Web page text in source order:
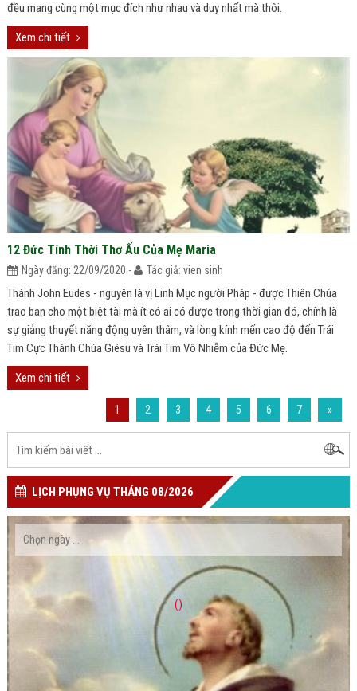
đều mang cùng một mục đích như nhau và duy nhất mà thôi.
Xem chi tiết
12 Đức Tính Thời Thơ Ấu Của Mẹ Maria
Ngày đăng: 22/09/2020 - Tác giả: vien sinh
Thánh John Eudes - nguyên là vị Linh Mục người Pháp - được Thiên Chúa
trao ban cho một biệt tài mà ít có ai có được trong thời gian đó, chính là
sự giảng thuyết năng động uyên thâm, và lòng kính mến cao độ đến Trái
Tim Cực Thánh Chúa Giêsu và Trái Tim Vô Nhiễm của Đức Mẹ.
Xem chi tiết
1 2 3 4 5 6 7 »
LỊCH PHỤNG VỤ THÁNG 08/2026
()